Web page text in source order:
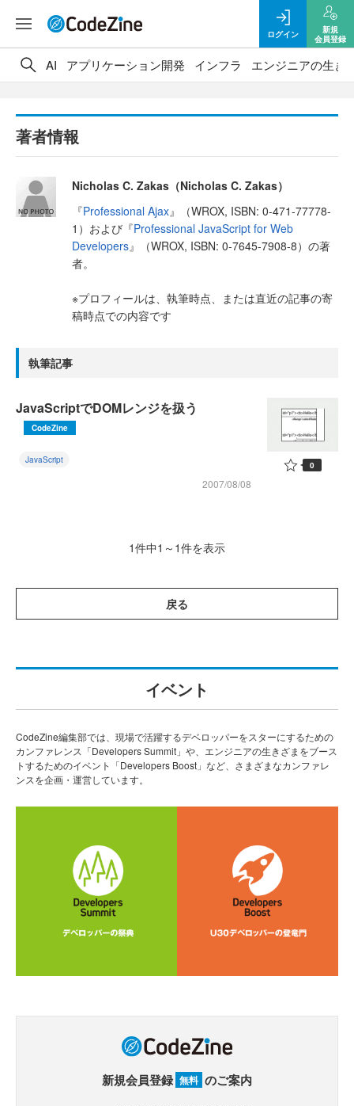
ログイン
新規
会員登録
AI アプリケーション開発 インフラ エンジニアの生き
著者情報
Nicholas C. Zakas（Nicholas C. Zakas）
『Professional Ajax』（WROX, ISBN: 0-471-77778-
1）および『Professional JavaScript for Web
Developers』（WROX, ISBN: 0-7645-7908-8）の著
者。
※プロフィールは、執筆時点、または直近の記事の寄
稿時点での内容です
執筆記事
JavaScriptでDOMレンジを扱う
CodeZine
JavaScript
2007/08/08
0
1件中1～1件を表示
戻る
イベント
CodeZine編集部では、現場で活躍するデベロッパーをスターにするための
カンファレンス「Developers Summit」や、エンジニアの生きざまをブース
トするためのイベント「Developers Boost」など、さまざまなカンファレ
ンスを企画・運営しています。
新規会員登録 無料 のご案内